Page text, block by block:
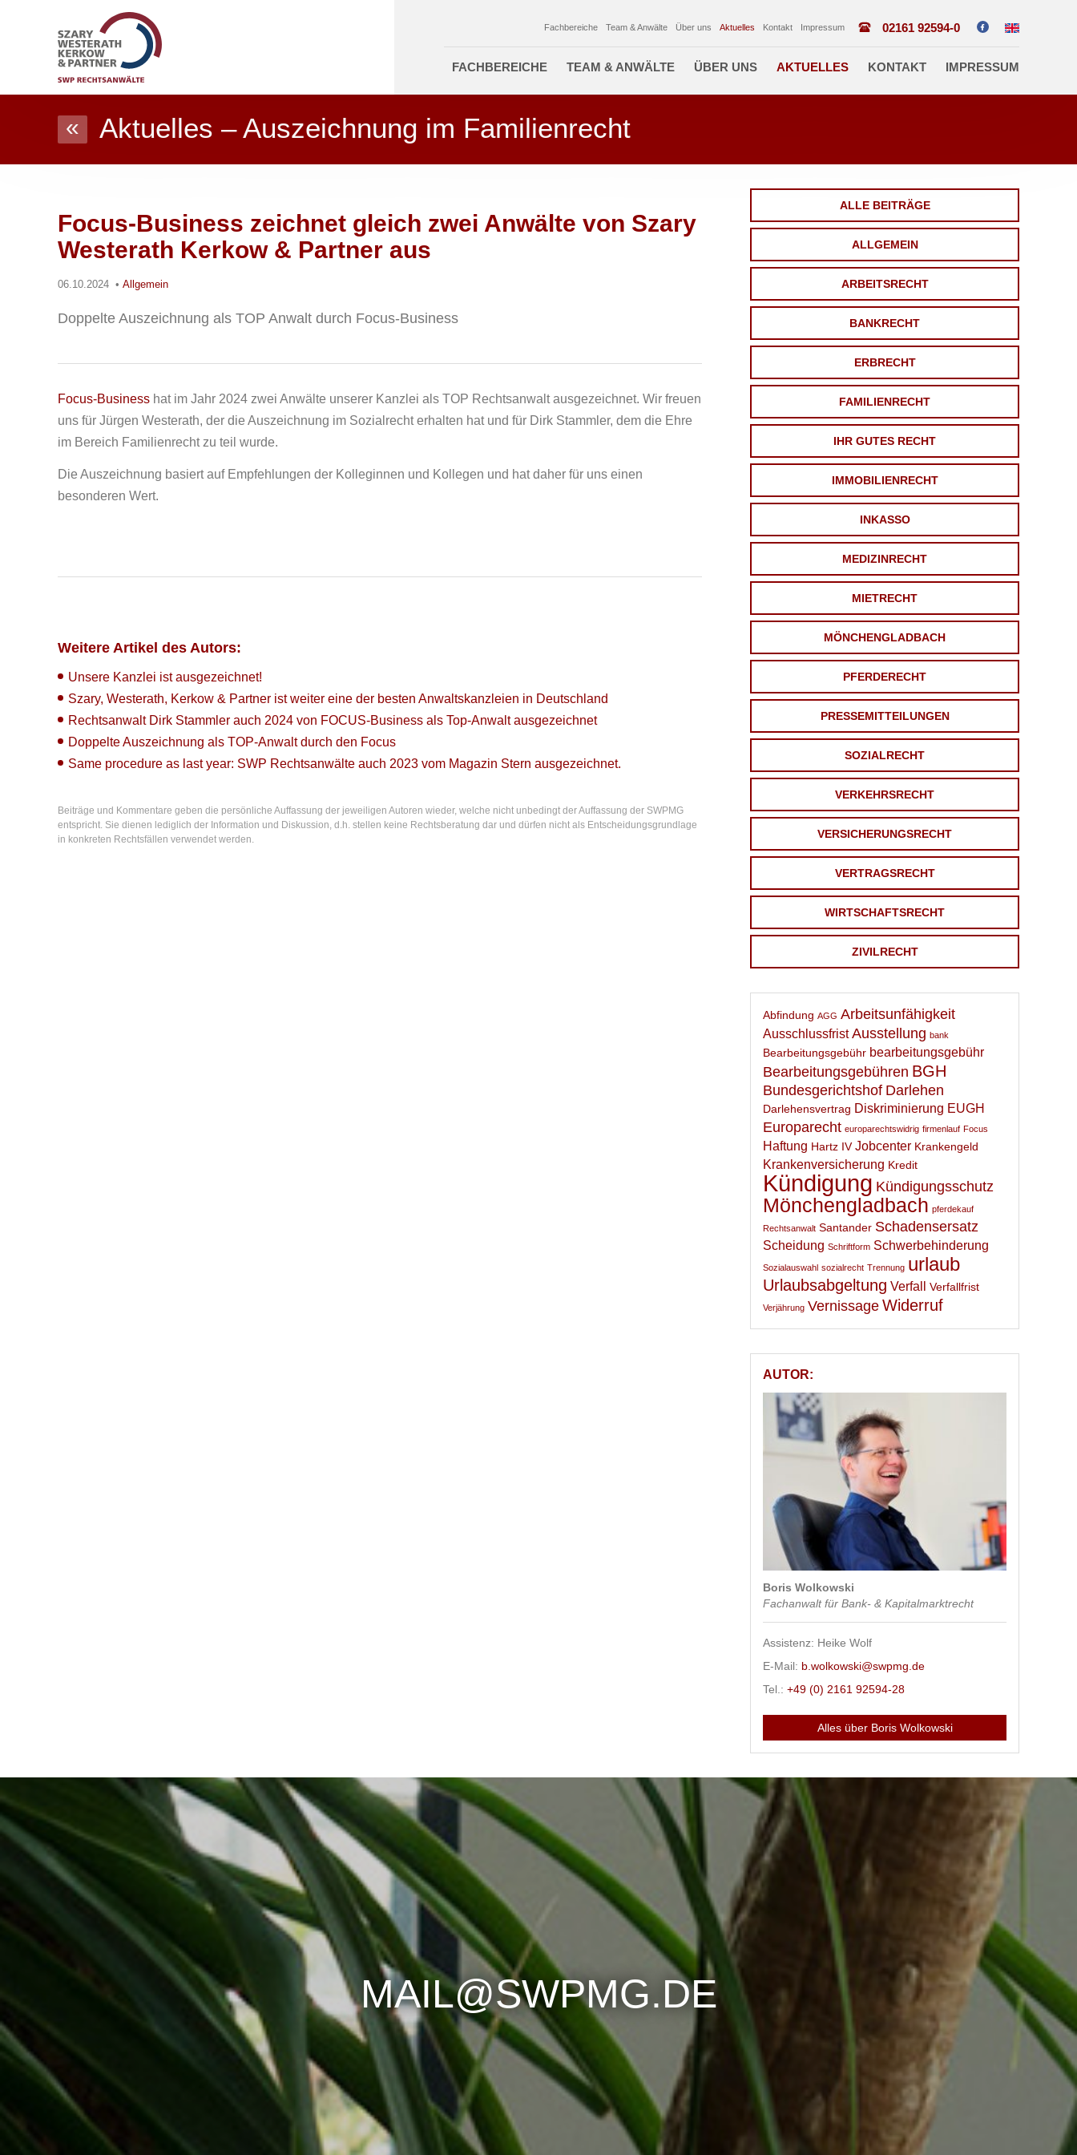
02161 92594-0
Fachbereiche Team & Anwälte Über uns Aktuelles Kontakt Impressum
FACHBEREICHE TEAM & ANWÄLTE ÜBER UNS AKTUELLES KONTAKT IMPRESSUM
« Aktuelles – Auszeichnung im Familienrecht
ALLE BEITRÄGE
ALLGEMEIN
ARBEITSRECHT
BANKRECHT
ERBRECHT
FAMILIENRECHT
IHR GUTES RECHT
IMMOBILIENRECHT
INKASSO
MEDIZINRECHT
MIETRECHT
MÖNCHENGLADBACH
PFERDERECHT
PRESSEMITTEILUNGEN
SOZIALRECHT
VERKEHRSRECHT
VERSICHERUNGSRECHT
VERTRAGSRECHT
WIRTSCHAFTSRECHT
ZIVILRECHT
Abfindung AGG Arbeitsunfähigkeit
Ausschlussfrist Ausstellung bank
Bearbeitungsgebühr bearbeitungsgebühr
Bearbeitungsgebühren BGH
Bundesgerichtshof Darlehen
Darlehensvertrag Diskriminierung EUGH
Europarecht europarechtswidrig firmenlauf Focus
Haftung Hartz IV Jobcenter Krankengeld
Krankenversicherung Kredit
Kündigung Kündigungsschutz
Mönchengladbach pferdekauf
Rechtsanwalt Santander Schadensersatz
Scheidung Schriftform Schwerbehinderung
Sozialauswahl sozialrecht Trennung urlaub
Urlaubsabgeltung Verfall Verfallfrist
Verjährung Vernissage Widerruf
AUTOR:
Boris Wolkowski
Fachanwalt für Bank- & Kapitalmarktrecht
Assistenz: Heike Wolf
E-Mail: b.wolkowski@swpmg.de
Tel.: +49 (0) 2161 92594-28
Alles über Boris Wolkowski
Focus-Business zeichnet gleich zwei Anwälte von Szary
Westerath Kerkow & Partner aus
06.10.2024 • Allgemein
Doppelte Auszeichnung als TOP Anwalt durch Focus-Business
Focus-Business hat im Jahr 2024 zwei Anwälte unserer Kanzlei als TOP Rechtsanwalt ausgezeichnet. Wir freuen
uns für Jürgen Westerath, der die Auszeichnung im Sozialrecht erhalten hat und für Dirk Stammler, dem die Ehre
im Bereich Familienrecht zu teil wurde.
Die Auszeichnung basiert auf Empfehlungen der Kolleginnen und Kollegen und hat daher für uns einen
besonderen Wert.
Weitere Artikel des Autors:
Unsere Kanzlei ist ausgezeichnet!
Szary, Westerath, Kerkow & Partner ist weiter eine der besten Anwaltskanzleien in Deutschland
Rechtsanwalt Dirk Stammler auch 2024 von FOCUS-Business als Top-Anwalt ausgezeichnet
Doppelte Auszeichnung als TOP-Anwalt durch den Focus
Same procedure as last year: SWP Rechtsanwälte auch 2023 vom Magazin Stern ausgezeichnet.
Beiträge und Kommentare geben die persönliche Auffassung der jeweiligen Autoren wieder, welche nicht unbedingt der Auffassung der SWPMG
entspricht. Sie dienen lediglich der Information und Diskussion, d.h. stellen keine Rechtsberatung dar und dürfen nicht als Entscheidungsgrundlage
in konkreten Rechtsfällen verwendet werden.
MAIL@SWPMG.DE